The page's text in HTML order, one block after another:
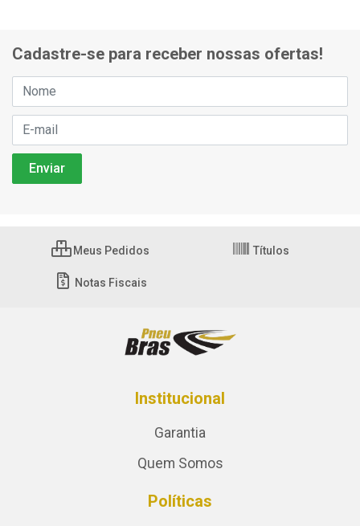
Cadastre-se para receber nossas ofertas!
Meus Pedidos Títulos
Notas Fiscais
Institucional
Garantia
Quem Somos
Políticas